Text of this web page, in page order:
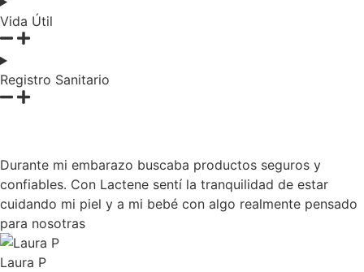
Vida Útil
Registro Sanitario
Durante mi embarazo buscaba productos seguros y
confiables. Con Lactene sentí la tranquilidad de estar
cuidando mi piel y a mi bebé con algo realmente pensado
para nosotras
Laura P